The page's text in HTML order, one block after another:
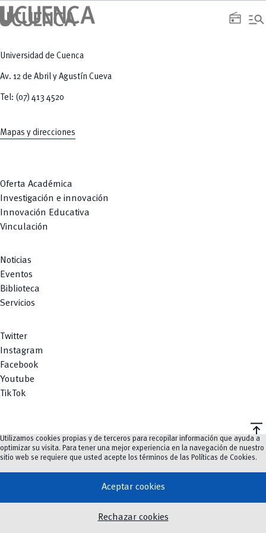
radio manage_search
Universidad de Cuenca
Av. 12 de Abril y Agustín Cueva
Tel: (07) 413 4520
Mapas y direcciones
Oferta Académica
Investigación e innovación
Innovación Educativa
Vinculación
Noticias
Eventos
Biblioteca
Servicios
Twitter
Instagram
Facebook
Youtube
TikTok
vertical_align_top
©2023-2026UCuenca.
Utilizamos cookies propias y de terceros para recopilar información que ayuda a
optimizar su visita. Para tener una mejor experiencia en la navegación de nuestro
sitio web se requiere que usted acepte los términos de las Políticas de Cookies.
Aceptar cookies
Rechazar cookies